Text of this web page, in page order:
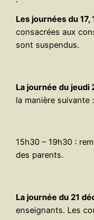
Les journées du
consacrées aux
sont suspendus.
La journée du jeudi
la manière suivante :
15h30 – 19h30 :
des parents.
La journée du 21
enseignants. Les